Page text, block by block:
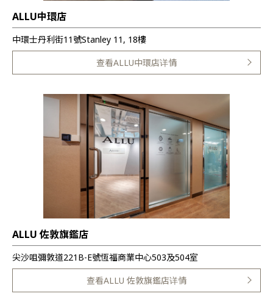
ALLU中環店
中環士丹利街11號Stanley 11, 18樓
查看ALLU中環店详情
ALLU 佐敦旗鑑店
尖沙咀彌敦道221B-E號恆福商業中心503及504室
查看ALLU 佐敦旗鑑店详情